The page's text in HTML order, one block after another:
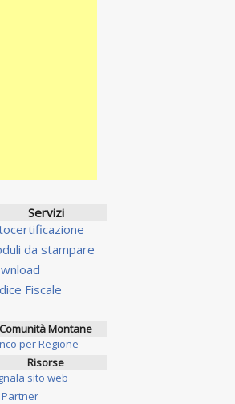
Servizi
da stampare
Fiscale
Comunità Montane
per Regione
Risorse
sito web
Partner